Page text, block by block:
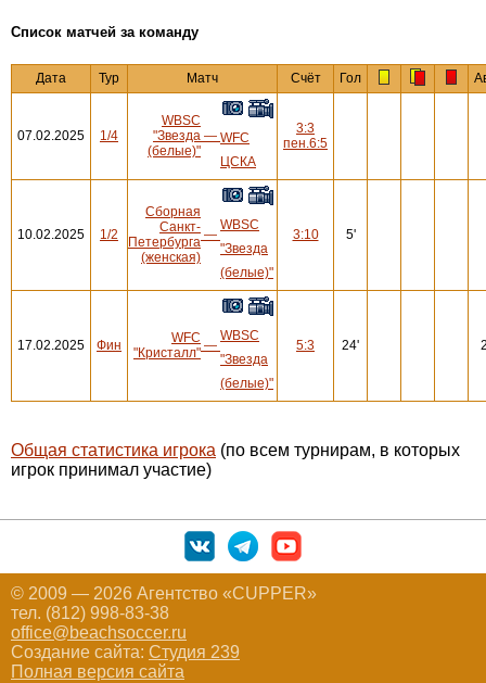
Cписок матчей за команду
Дата Тур Матч Счёт Гол
07.02.2025 1/4
WBSC
"Звезда
(белые)"
— WFC
ЦСКА
3:3
пен.6:5
10.02.2025 1/2
Сборная
Санкт-
Петербурга
(женская)
—
WBSC
"Звезда
(белые)"
3:10 5'
17.02.2025 Фин
WFC
"Кристалл" —
WBSC
"Звезда
(белые)"
5:3 24'
Общая статистика игрока (по всем турнирам, в которых
игрок принимал участие)
© 2009 — 2026 Агентство «CUPPER»
тел. (812) 998-83-38
office@beachsoccer.ru
Создание сайта: Студия 239
Полная версия сайта